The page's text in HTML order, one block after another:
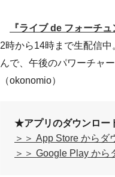
『ライブ de フォーチ
2時から14時まで生配信
んで、午後のパワーチャー
（okonomio）
★アプリのダウンロー
＞＞ App Store からダ
＞＞ Google Play から